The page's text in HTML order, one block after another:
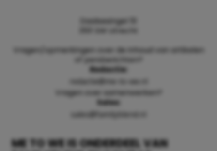
ME TO WE IS ONDERDEEL VAN
Daalsesingel 51
3511 SW Utrecht
Vragen/opmerkingen over de inhoud van artikelen
of persberichten?
Redactie:
redactie@me-to-we.nl
Vragen over samenwerken?
Sales:
sales@familyblend.nl